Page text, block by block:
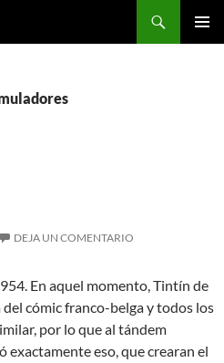
DEJA UN COMENTARIO
En aquel momento, Tintín de
cómic franco-belga y todos los
por lo que al tándem
exactamente eso, que crearan el